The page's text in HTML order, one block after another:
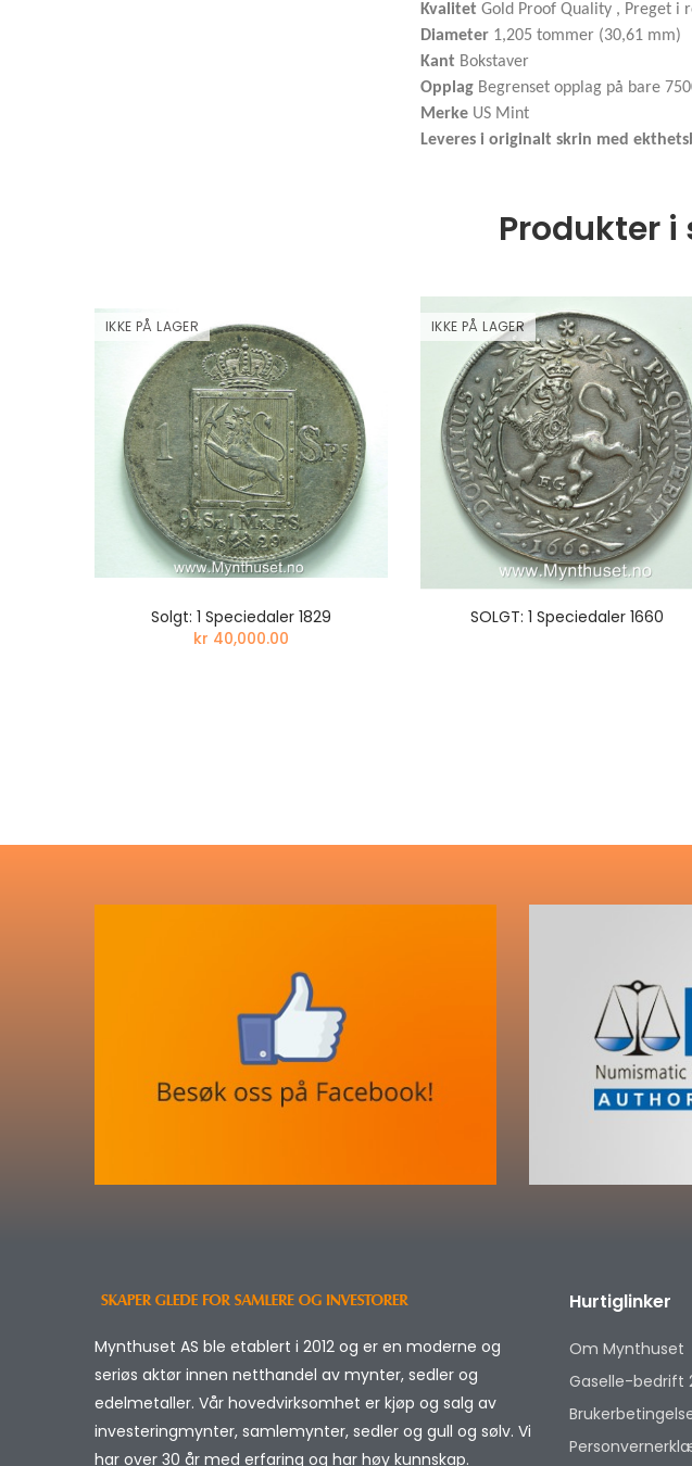
Kvalitet Gold Proof Quality , Preget i
Diameter 1,205 tommer (30,61 mm)
Kant Bokstaver
Opplag Begrenset opplag på bare
Merke US Mint
Leveres i originalt skrin med
Produkter
IKKE PÅ LAGER
Solgt: 1 Speciedaler 1829
kr 40,000.00
IKKE PÅ LAGER
SOLGT: 1 Speciedaler 1660
Mynthuset AS ble etablert i 2012 og er en moderne og
seriøs aktør innen netthandel av mynter, sedler og
edelmetaller. Vår hovedvirksomhet er kjøp og salg av
investeringmynter, samlemynter, sedler og gull og sølv. Vi
har over 30 år med erfaring og har høy kunnskap.
Hurtiglinker
Om Mynthuset
Gaselle-bedrift